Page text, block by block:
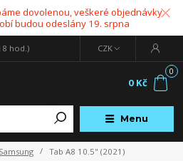
dovolenou, veškeré objednávky
budou odeslány 19. srpna
Menu
CZK
hod.)
0
0 Kč
Samsung Tab A8 10.5" (2021)